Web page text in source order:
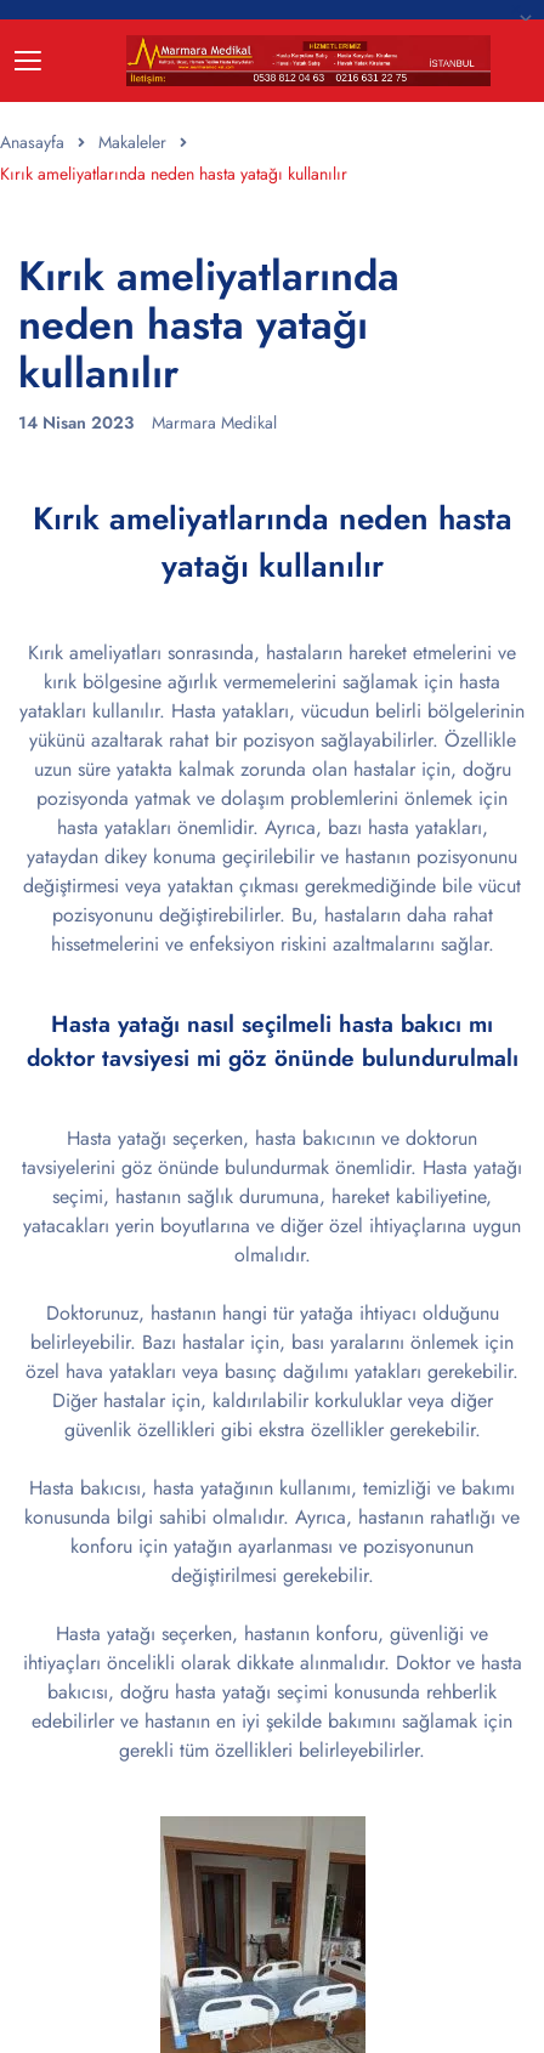
Anasayfa
Makaleler
Kırık ameliyatlarında neden hasta yatağı kullanılır
Kırık ameliyatlarında
neden hasta yatağı
kullanılır
14 Nisan 2023 Marmara Medikal
Kırık ameliyatlarında neden hasta
yatağı kullanılır
Kırık ameliyatları sonrasında, hastaların hareket etmelerini ve
kırık bölgesine ağırlık vermemelerini sağlamak için hasta
yatakları kullanılır. Hasta yatakları, vücudun belirli bölgelerinin
yükünü azaltarak rahat bir pozisyon sağlayabilirler. Özellikle
uzun süre yatakta kalmak zorunda olan hastalar için, doğru
pozisyonda yatmak ve dolaşım problemlerini önlemek için
hasta yatakları önemlidir. Ayrıca, bazı hasta yatakları,
yataydan dikey konuma geçirilebilir ve hastanın pozisyonunu
değiştirmesi veya yataktan çıkması gerekmediğinde bile vücut
pozisyonunu değiştirebilirler. Bu, hastaların daha rahat
hissetmelerini ve enfeksiyon riskini azaltmalarını sağlar.
Hasta yatağı nasıl seçilmeli hasta bakıcı mı
doktor tavsiyesi mi göz önünde bulundurulmalı
Hasta yatağı seçerken, hasta bakıcının ve doktorun
tavsiyelerini göz önünde bulundurmak önemlidir. Hasta yatağı
seçimi, hastanın sağlık durumuna, hareket kabiliyetine,
yatacakları yerin boyutlarına ve diğer özel ihtiyaçlarına uygun
olmalıdır.
Doktorunuz, hastanın hangi tür yatağa ihtiyacı olduğunu
belirleyebilir. Bazı hastalar için, bası yaralarını önlemek için
özel hava yatakları veya basınç dağılımı yatakları gerekebilir.
Diğer hastalar için, kaldırılabilir korkuluklar veya diğer
güvenlik özellikleri gibi ekstra özellikler gerekebilir.
Hasta bakıcısı, hasta yatağının kullanımı, temizliği ve bakımı
konusunda bilgi sahibi olmalıdır. Ayrıca, hastanın rahatlığı ve
konforu için yatağın ayarlanması ve pozisyonunun
değiştirilmesi gerekebilir.
Hasta yatağı seçerken, hastanın konforu, güvenliği ve
ihtiyaçları öncelikli olarak dikkate alınmalıdır. Doktor ve hasta
bakıcısı, doğru hasta yatağı seçimi konusunda rehberlik
edebilirler ve hastanın en iyi şekilde bakımını sağlamak için
gerekli tüm özellikleri belirleyebilirler.